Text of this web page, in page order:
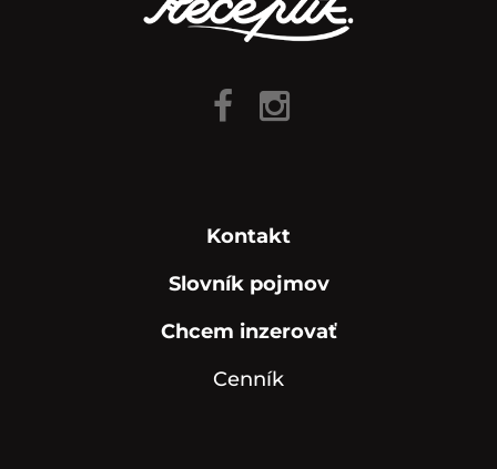
Kontakt
Slovník pojmov
Chcem inzerovať
Cenník